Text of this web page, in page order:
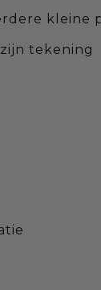
kleine
tekening